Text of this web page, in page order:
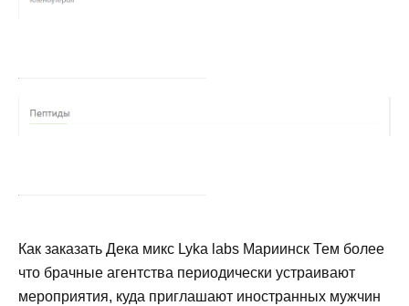
Как заказать Дека микс Lyka labs Мариинск Тем более
что брачные агентства периодически устраивают
мероприятия, куда приглашают иностранных мужчин